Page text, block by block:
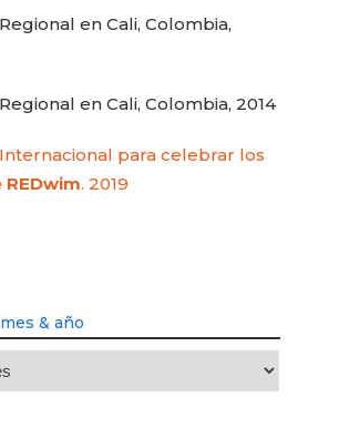
en Cali, Colombia,
en Cali, Colombia, 2014
para celebrar los
REDwim. 2019
& año